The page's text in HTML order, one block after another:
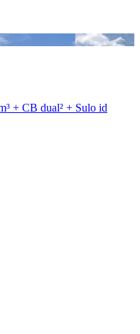
+ CB dual² + Sulo id